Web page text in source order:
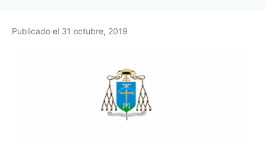
Publicado el 31 octubre, 2019